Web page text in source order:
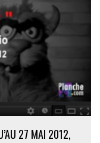
27 MAI 2012,